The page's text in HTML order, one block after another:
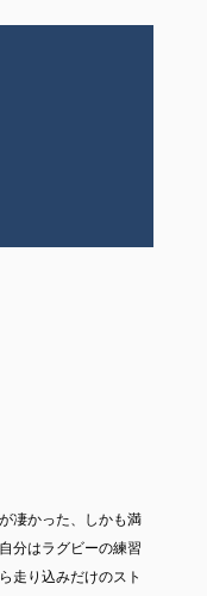
凄かった、しかも満
分はラグビーの練習
走り込みだけのスト